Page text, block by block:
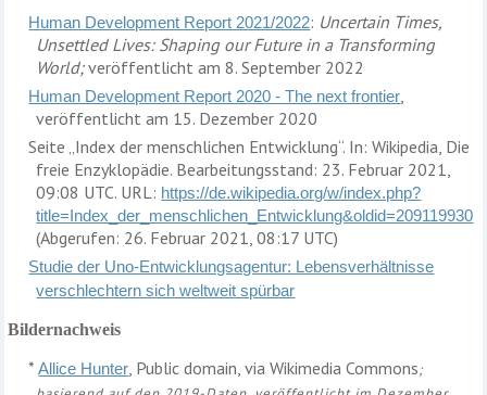
Human Development Report 2021/2022: Uncertain Times,
Unsettled Lives: Shaping our Future in a Transforming
World;veröffentlicht am 8. September 2022
Human Development Report 2020 - The next frontier,
veröffentlicht am 15. Dezember 2020
Seite „Index der menschlichen Entwicklung“. In: Wikipedia, Die
freie Enzyklopädie. Bearbeitungsstand: 23. Februar 2021,
09:08 UTC. URL: https://de.wikipedia.org/w/index.php?
title=Index_der_menschlichen_Entwicklung&oldid=209119930
(Abgerufen: 26. Februar 2021, 08:17 UTC)
Studie der Uno-Entwicklungsagentur: Lebensverhältnisse
verschlechtern sich weltweit spürbar
Bildernachweis
*Allice Hunter, Public domain, via Wikimedia Commons;